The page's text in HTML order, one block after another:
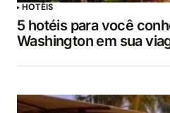
HOTÉIS
5 hotéis para você
Washington em sua